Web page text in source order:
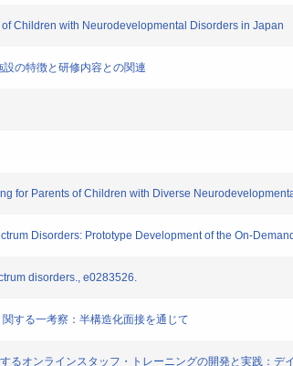
Children with Neurodevelopmental Disorders in Japan
の特徴と研修内容との関連
for Parents of Children with Diverse
Disorders: Prototype Development of the On-
disorders., e0283526.
する一考察：半構造化面接を通じて
るオンラインスタッフ・トレーニングの開発と実践：